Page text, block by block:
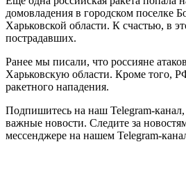
домовладения в городском поселке
Харьковской области. К счастью, в
пострадавших.
Ранее мы писали, что россияне
Харьковскую области. Кроме того,
ракетного нападения.
Подпишитесь на наш Telegram-
важные новости. Следите за
мессенджере на нашем Telegram-